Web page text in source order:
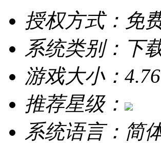
授权方式：免
系统类别：下
游戏大小：
推荐星级：
系统语言：简